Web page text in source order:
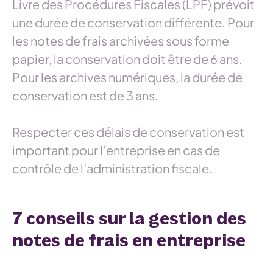
Livre des Procédures Fiscales (LPF) prévoit
une durée de conservation différente. Pour
les notes de frais archivées sous forme
papier, la conservation doit être de 6 ans.
Pour les archives numériques, la durée de
conservation est de 3 ans.
Respecter ces délais de conservation est
important pour l’entreprise en cas de
contrôle de l’administration fiscale.
7 conseils sur la gestion des
notes de frais en entreprise